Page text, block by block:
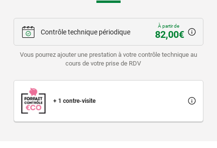
Contrôle technique périodique
À partir de
82,00€
Vous pourrez ajouter une prestation à votre contrôle technique au
cours de votre prise de RDV
+ 1 contre-visite